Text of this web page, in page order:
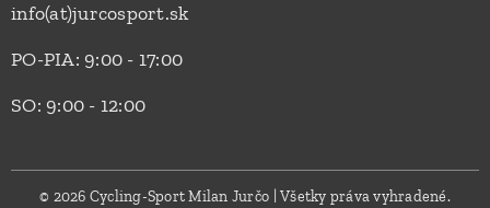
info(at)jurcosport.sk
PO-PIA: 9:00 - 17:00
SO: 9:00 - 12:00
© 2026 Cycling-Sport Milan Jurčo | Všetky práva vyhradené.